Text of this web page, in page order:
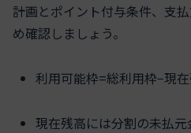
計画とポイント付与条件、支
め確認しましょう。
利用可能枠=総利用枠−現
現在残高には分割の未払